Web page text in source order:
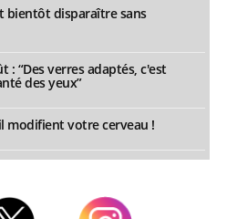
bientôt disparaître sans
: “Des verres adaptés, c'est
des yeux”
modifient votre cerveau !